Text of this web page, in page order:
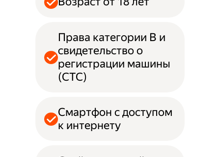
Права категории B и
свидетельство о
регистрации машины
(СТС)
Смартфон с доступом
к интернету